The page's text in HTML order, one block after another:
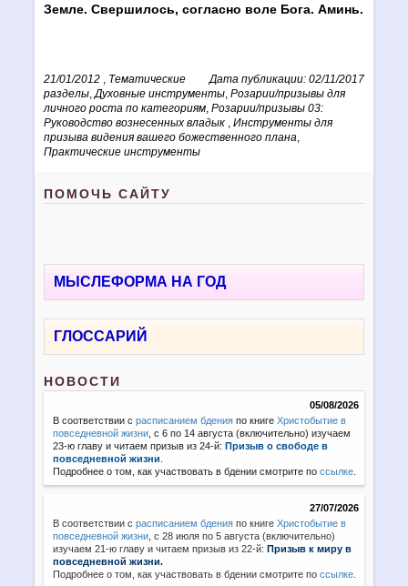
Земле. Свершилось, согласно воле Бога. Аминь.
21/01/2012 Дата публикации: 02/11/2017
Тематические
разделы ,Духовные инструменты ,Розарии/призывы для
личного роста по категориям ,Розарии/призывы 03:
Руководство вознесенных владык
,Инструменты для
призыва видения вашего божественного плана
Практические инструменты
ПОМОЧЬ САЙТУ
МЫСЛЕФОРМА НА ГОД
ГЛОССАРИЙ
НОВОСТИ
05/08/2026
В соответствии срасписанием бдения по книгеХристобытие в
повседневной жизни , с 6 по 14 августа (включительно) изучаем
23-ю главу и читаем призыв из 24-й:Призыв о свободе в
повседневной жизни
Подробнее о том, как участвовать в бдении смотрите поссылке
27/07/2026
В соответствии с расписанием бдения по книгеХристобытие в
повседневной жизни с 28 июля по 5 августа (включительно)
изучаем 21-ю главу и читаем призыв из 22-й:Призыв к миру в
повседневной жизни.
Подробнее о том, как участвовать в бдении смотрите поссылке